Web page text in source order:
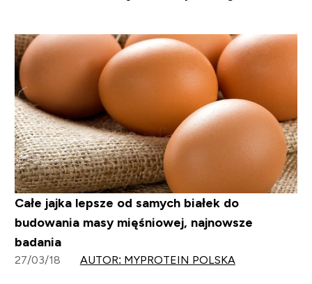
Całe jajka lepsze od samych białek do
budowania masy mięśniowej, najnowsze
badania
27/03/18 AUTOR: MYPROTEIN POLSKA